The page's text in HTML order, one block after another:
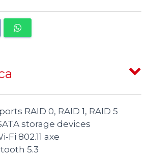
RAID 0, RAID 1, RAID 5
storage devices
Fi 802.11 axe
5.3